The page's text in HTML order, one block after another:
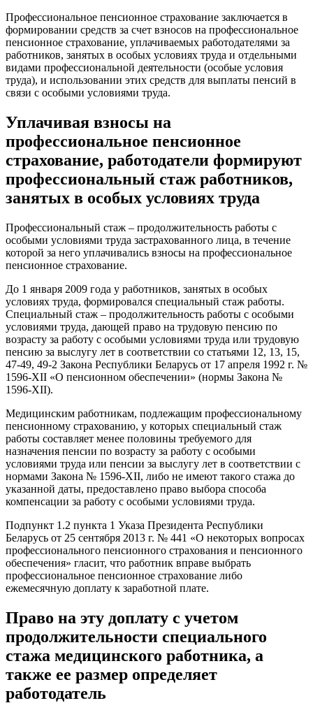
Профессиональное пенсионное страхование заключается в
формировании средств за счет взносов на профессиональное
пенсионное страхование, уплачиваемых работодателями за
работников, занятых в особых условиях труда и отдельными
видами профессиональной деятельности (особые условия
труда), и использовании этих средств для выплаты пенсий в
связи с особыми условиями труда.
Уплачивая взносы на
профессиональное пенсионное
страхование, работодатели формируют
профессиональный стаж работников,
занятых в особых условиях труда
Профессиональный стаж – продолжительность работы с
особыми условиями труда застрахованного лица, в течение
которой за него уплачивались взносы на профессиональное
пенсионное страхование.
До 1 января 2009 года у работников, занятых в особых
условиях труда, формировался специальный стаж работы.
Специальный стаж – продолжительность работы с особыми
условиями труда, дающей право на трудовую пенсию по
возрасту за работу с особыми условиями труда или трудовую
пенсию за выслугу лет в соответствии со статьями 12, 13, 15,
47-49, 49-2 Закона Республики Беларусь от 17 апреля 1992 г. №
1596-XII «О пенсионном обеспечении» (нормы Закона №
1596-XII).
Медицинским работникам, подлежащим профессиональному
пенсионному страхованию, у которых специальный стаж
работы составляет менее половины требуемого для
назначения пенсии по возрасту за работу с особыми
условиями труда или пенсии за выслугу лет в соответствии с
нормами Закона № 1596-XII, либо не имеют такого стажа до
указанной даты, предоставлено право выбора способа
компенсации за работу с особыми условиями труда.
Подпункт 1.2 пункта 1 Указа Президента Республики
Беларусь от 25 сентября 2013 г. № 441 «О некоторых вопросах
профессионального пенсионного страхования и пенсионного
обеспечения» гласит, что работник вправе выбрать
профессиональное пенсионное страхование либо
ежемесячную доплату к заработной плате.
Право на эту доплату с учетом
продолжительности специального
стажа медицинского работника, а
также ее размер определяет
работодатель